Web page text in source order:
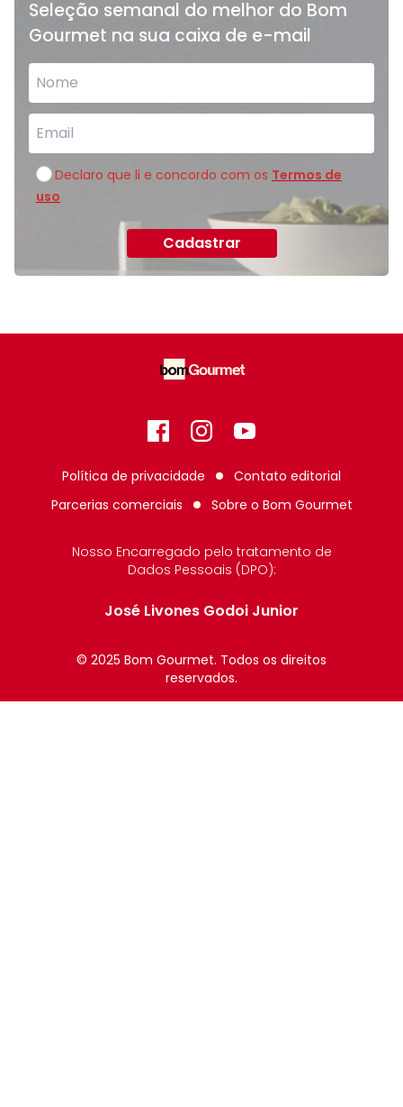
Seleção semanal do melhor do Bom
Gourmet na sua caixa de e-mail
Declaro que li e concordo com os Termos de
uso
Cadastrar
FacebookInstagram
GitHub
Política de privacidade
Contato editorial
Parcerias comerciais
Sobre o Bom Gourmet
Nosso Encarregado pelo tratamento de
Dados Pessoais (DPO):
José Livones Godoi Junior
© 2025 Bom Gourmet. Todos os direitos
reservados.